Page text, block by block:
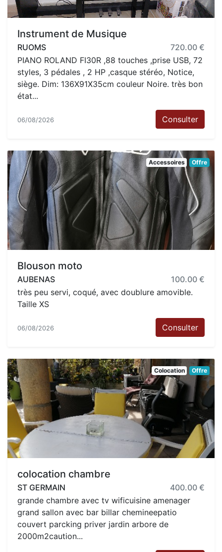
Instrument de Musique
RUOMS
720.00 €
PIANO ROLAND FI30R ,88 touches ,prise USB, 72
styles, 3 pédales , 2 HP ,casque stéréo, Notice,
siège. Dim: 136X91X35cm couleur Noire. très bon
état...
06/08/2026 Consulter
Accessoires Offre
Blouson moto
AUBENAS
100.00 €
très peu servi, coqué, avec doublure amovible.
Taille XS
06/08/2026 Consulter
Colocation Offre
colocation chambre
ST GERMAIN
400.00 €
grande chambre avec tv wificuisine amenager
grand sallon avec bar billar chemineepatio
couvert parcking priver jardin arbore de
2000m2caution...